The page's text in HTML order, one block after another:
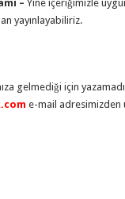
– Yine içeriğimizle
yayınlayabiliriz.
gelmediği için
e-mail adresimizden